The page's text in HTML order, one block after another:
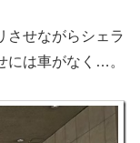
させながらシェラ
には車がなく…。